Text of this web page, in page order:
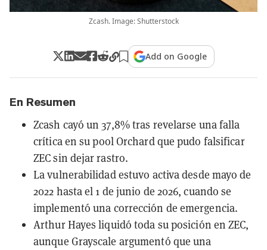
Zcash. Image: Shutterstock
Add on Google
En Resumen
Zcash cayó un 37,8% tras revelarse una falla
crítica en su pool Orchard que pudo falsificar
ZEC sin dejar rastro.
La vulnerabilidad estuvo activa desde mayo de
2022 hasta el 1 de junio de 2026, cuando se
implementó una corrección de emergencia.
Arthur Hayes liquidó toda su posición en ZEC,
aunque Grayscale argumentó que una